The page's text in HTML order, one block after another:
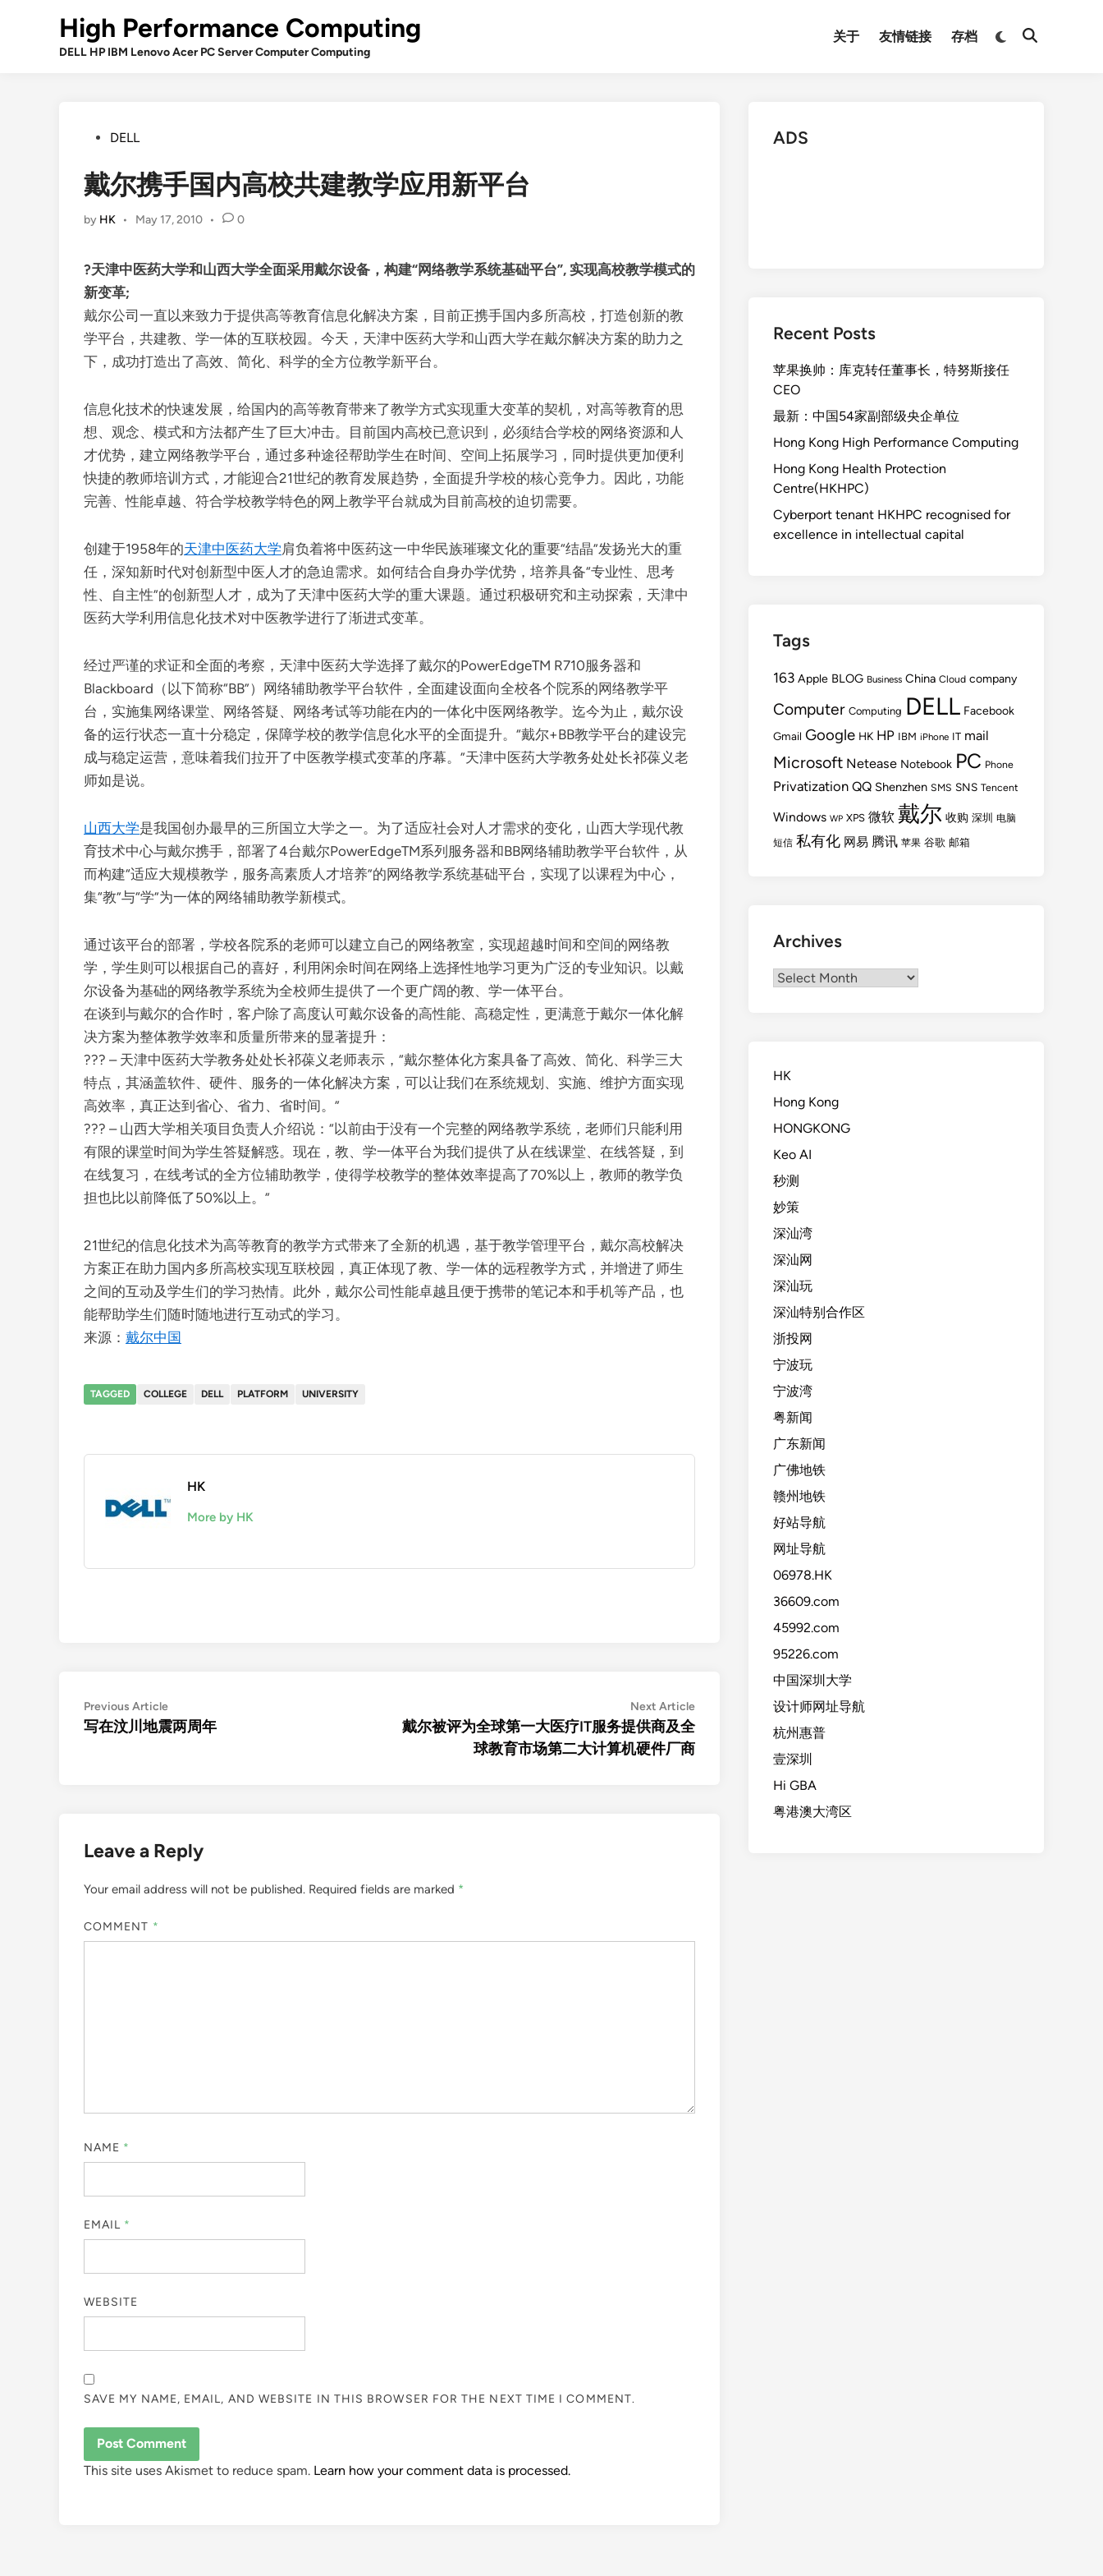
High Performance Computing
DELL HP IBM Lenovo Acer PC Server Computer Computing
关于 友情链接 存档
Switch
Open
PostedDELL
戴尔携手国内高校共建教学应用新平台
by HK • May 17, 2010 • 0
?天津中医药大学和山西大学全面采用戴尔设备，构建“网络教学系统基础平台”, 实现高校教学模式的
新变革;
戴尔公司一直以来致力于提供高等教育信息化解决方案，目前正携手国内多所高校，打造创新的教
学平台，共建教、学一体的互联校园。今天，天津中医药大学和山西大学在戴尔解决方案的助力之
下，成功打造出了高效、简化、科学的全方位教学新平台。
信息化技术的快速发展，给国内的高等教育带来了教学方式实现重大变革的契机，对高等教育的思
想、观念、模式和方法都产生了巨大冲击。目前国内高校已意识到，必须结合学校的网络资源和人
才优势，建立网络教学平台，通过多种途径帮助学生在时间、空间上拓展学习，同时提供更加便利
快捷的教师培训方式，才能迎合21世纪的教育发展趋势，全面提升学校的核心竞争力。因此，功能
完善、性能卓越、符合学校教学特色的网上教学平台就成为目前高校的迫切需要。
创建于1958年的天津中医药大学肩负着将中医药这一中华民族璀璨文化的重要“结晶”发扬光大的重
任，深知新时代对创新型中医人才的急迫需求。如何结合自身办学优势，培养具备“专业性、思考
性、自主性”的创新型人才，成为了天津中医药大学的重大课题。通过积极研究和主动探索，天津中
医药大学利用信息化技术对中医教学进行了渐进式变革。
经过严谨的求证和全面的考察，天津中医药大学选择了戴尔的PowerEdgeTM R710服务器和
Blackboard（以下简称“BB”）网络辅助教学平台软件，全面建设面向全校各个院系的网络教学平
台，实施集网络课堂、网络答疑、网络考试等功能在内的一体化中医网络教学。迄今为止，戴尔设
备的运行状态一直十分稳定，保障学校的教学信息化水平的全面提升。“戴尔+BB教学平台的建设完
成与稳定运营，意味着我们拉开了中医教学模式变革的序幕。”天津中医药大学教务处处长祁葆义老
师如是说。
山西大学是我国创办最早的三所国立大学之一。为了适应社会对人才需求的变化，山西大学现代教
育技术中心与戴尔携手，部署了4台戴尔PowerEdgeTM系列服务器和BB网络辅助教学平台软件，从
而构建“适应大规模教学，服务高素质人才培养”的网络教学系统基础平台，实现了以课程为中心，
集“教”与“学”为一体的网络辅助教学新模式。
通过该平台的部署，学校各院系的老师可以建立自己的网络教室，实现超越时间和空间的网络教
学，学生则可以根据自己的喜好，利用闲余时间在网络上选择性地学习更为广泛的专业知识。以戴
尔设备为基础的网络教学系统为全校师生提供了一个更广阔的教、学一体平台。
在谈到与戴尔的合作时，客户除了高度认可戴尔设备的高性能、高稳定性，更满意于戴尔一体化解
决方案为整体教学效率和质量所带来的显著提升：
??? – 天津中医药大学教务处处长祁葆义老师表示，“戴尔整体化方案具备了高效、简化、科学三大
特点，其涵盖软件、硬件、服务的一体化解决方案，可以让我们在系统规划、实施、维护方面实现
高效率，真正达到省心、省力、省时间。”
??? – 山西大学相关项目负责人介绍说：“以前由于没有一个完整的网络教学系统，老师们只能利用
有限的课堂时间为学生答疑解惑。现在，教、学一体平台为我们提供了从在线课堂、在线答疑，到
在线复习，在线考试的全方位辅助教学，使得学校教学的整体效率提高了70%以上，教师的教学负
担也比以前降低了50%以上。”
21世纪的信息化技术为高等教育的教学方式带来了全新的机遇，基于教学管理平台，戴尔高校解决
方案正在助力国内多所高校实现互联校园，真正体现了教、学一体的远程教学方式，并增进了师生
之间的互动及学生们的学习热情。此外，戴尔公司性能卓越且便于携带的笔记本和手机等产品，也
能帮助学生们随时随地进行互动式的学习。
来源： 戴尔中国
TAGGED COLLEGE DELL PLATFORM UNIVERSITY
HK
More by HK
Post
navigation
Previous ArticlePrevious
article:
写在汶川地震两周年
Next ArticleNext
article:
戴尔被评为全球第一大医疗IT服务提供商及全
球教育市场第二大计算机硬件厂商
Leave a Reply
Your email address will not be published. Required fields are marked *
COMMENT *
NAME *
EMAIL *
WEBSITE
SAVE MY NAME, EMAIL, AND WEBSITE IN THIS BROWSER FOR THE NEXT TIME I COMMENT.
This site uses Akismet to reduce spam. Learn how your comment data is processed.
ADS
Recent Posts
苹果换帅：库克转任董事长，特努斯接任
CEO
最新：中国54家副部级央企单位
Hong Kong High Performance Computing
Hong Kong Health Protection
Centre(HKHPC)
Cyberport tenant HKHPC recognised for
excellence in intellectual capital
Tags
163 Apple BLOG Business China Cloud company
Computer Computing DELL Facebook
Gmail Google HK HP IBM iPhone IT mail
Microsoft Netease Notebook PC Phone
Privatization QQ Shenzhen SMS SNS Tencent
Windows WP XPS 微软 戴尔 收购 深圳 电脑
短信 私有化 网易 腾讯 苹果 谷歌 邮箱
Archives
Archives
HK
Hong Kong
HONGKONG
Keo AI
秒测
妙策
深汕湾
深汕网
深汕玩
深汕特别合作区
浙投网
宁波玩
宁波湾
粤新闻
广东新闻
广佛地铁
赣州地铁
好站导航
网址导航
06978.HK
36609.com
45992.com
95226.com
中国深圳大学
设计师网址导航
杭州惠普
壹深圳
Hi GBA
粤港澳大湾区